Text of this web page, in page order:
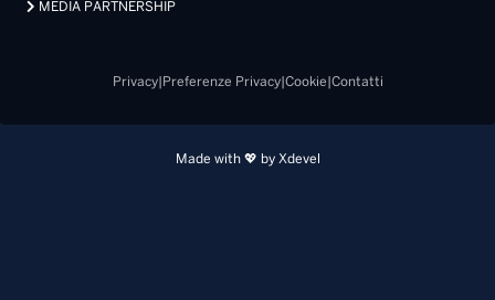
MEDIA PARTNERSHIP
Privacy| Preferenze Privacy| Cookie Contatti
Made with 💖 by Xdevel